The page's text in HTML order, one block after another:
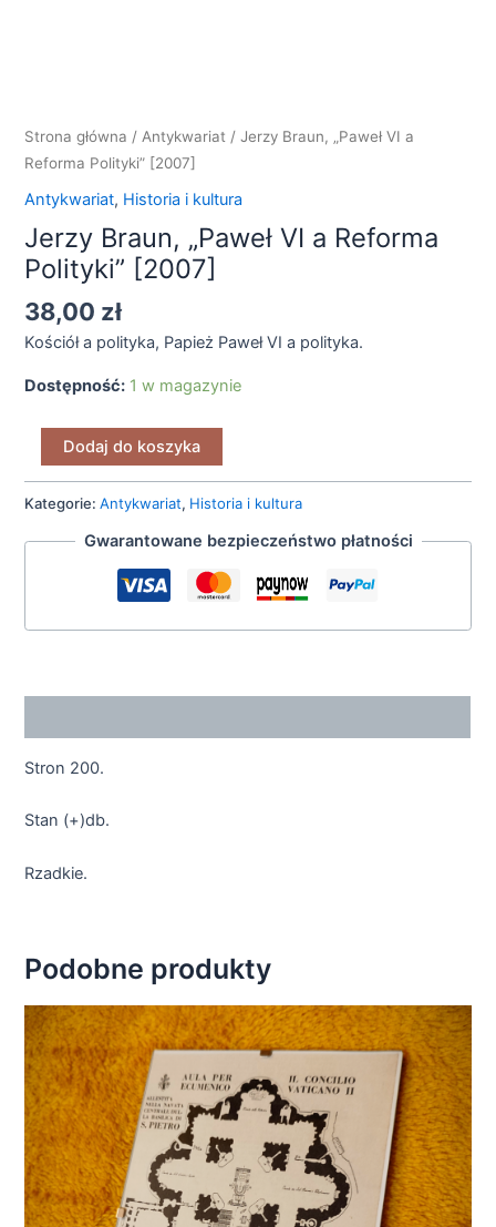
Strona główna / Antykwariat / Jerzy Braun, „Paweł VI a
Reforma Polityki” [2007]
Antykwariat, Historia i kultura
Jerzy Braun, „Paweł VI a Reforma
Polityki” [2007]
38,00 zł
Kościół a polityka, Papież Paweł VI a polityka.
Dostępność: 1 w magazynie
[2007]
Dodaj do koszyka
Kategorie:Antykwariat, Historia i kultura
Gwarantowane bezpieczeństwo płatności
Stron 200.
Stan (+)db.
Rzadkie.
Podobne produkty